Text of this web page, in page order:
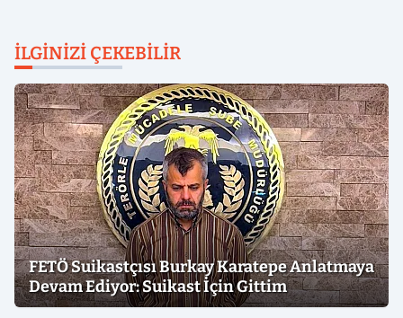
İLGINIZI ÇEKEBILIR
FETÖ Suikastçısı Burkay Karatepe Anlatmaya
Devam Ediyor: Suikast İçin Gittim